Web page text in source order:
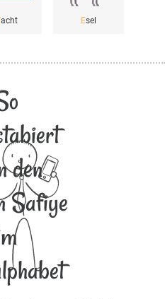
acht Esel
den
Safiye